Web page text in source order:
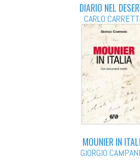
DIARIO NEL
CARLO
MOUNIER IN
GIORGIO